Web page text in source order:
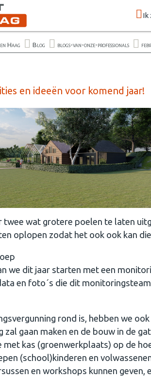
Ik
Haag Blog blogs-van-onze-professionals
en ideeën voor komend jaar!
twee wat grotere poelen te laten
oplopen zodat het ook ook kan
we dit jaar starten met een
en foto´s die dit
rond is, hebben we
zal gaan maken en de bouw in de
met kas (groenwerkplaats) op de
(school)kinderen en
en workshops kunnen